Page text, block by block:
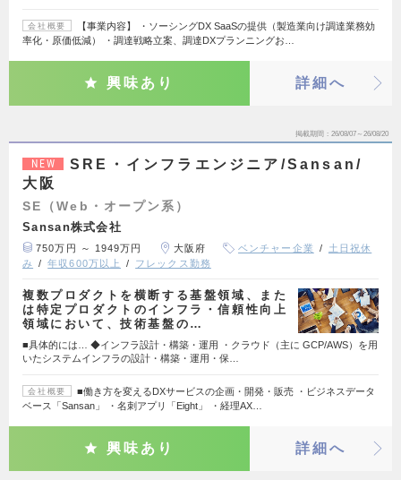
会社概要
【事業内容】 ・ソーシングDX SaaSの提供（製造業向け調達業務効
率化・原価低減） ・調達戦略立案、調達DXプランニングお…
興味あり 詳細へ
掲載期間 26/08/07～26/08/20
NEW
SRE・インフラエンジニア/Sansan/
大阪
SE（Web・オープン系）
Sansan株式会社
750万円 ～ 1949万円 大阪府 ベンチャー企業
土日祝休
み
年収600万以上 フレックス勤務
複数プロダクトを横断する基盤領域、また
は特定プロダクトのインフラ・信頼性向上
領域において、技術基盤の…
■具体的には… ◆インフラ設計・構築・運用 ・クラウド（主に GCP/AWS）を用
いたシステムインフラの設計・構築・運用・保…
会社概要
■働き方を変えるDXサービスの企画・開発・販売 ・ビジネスデータ
ベース「Sansan」 ・名刺アプリ「Eight」 ・経理AX…
興味あり 詳細へ